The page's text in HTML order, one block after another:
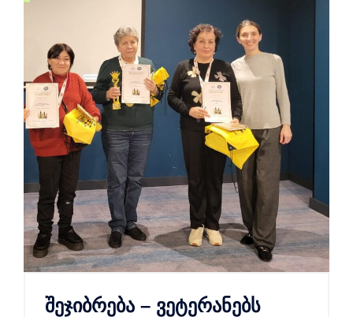
შეჯიბრება – ვეტერანებს